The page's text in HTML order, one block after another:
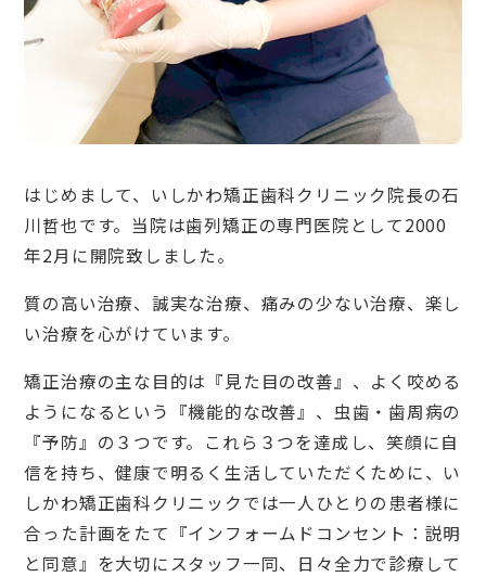
はじめまして、いしかわ矯正歯科クリニック院長の石
川哲也です。当院は歯列矯正の専門医院として2000
年2月に開院致しました。
質の高い治療、誠実な治療、痛みの少ない治療、楽し
い治療を心がけています。
矯正治療の主な目的は『見た目の改善』、よく咬める
ようになるという『機能的な改善』、虫歯・歯周病の
『予防』の３つです。これら３つを達成し、笑顔に自
信を持ち、健康で明るく生活していただくために、い
しかわ矯正歯科クリニックでは一人ひとりの患者様に
合った計画をたて『インフォームドコンセント：説明
と同意』を大切にスタッフ一同、日々全力で診療して